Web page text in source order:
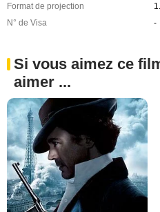
Format de projection
N° de Visa
-
Si vous aimez ce
aimer ...